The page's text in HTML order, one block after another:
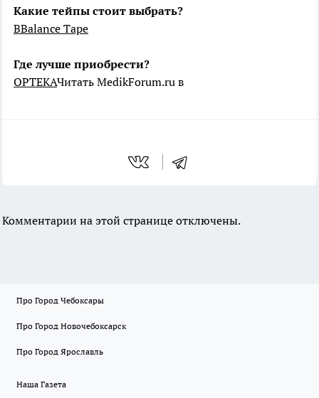
Какие тейпы стоит выбрать?
BBalance Tape
Где лучше приобрести?
ОРТЕКАЧитать MedikForum.ru в
Комментарии на этой странице отключены.
Про Город Чебоксары
Про Город Новочебоксарск
Про Город Ярославль
Наша Газета